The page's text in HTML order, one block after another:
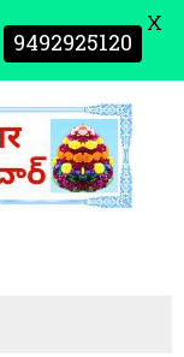
9492925120 X